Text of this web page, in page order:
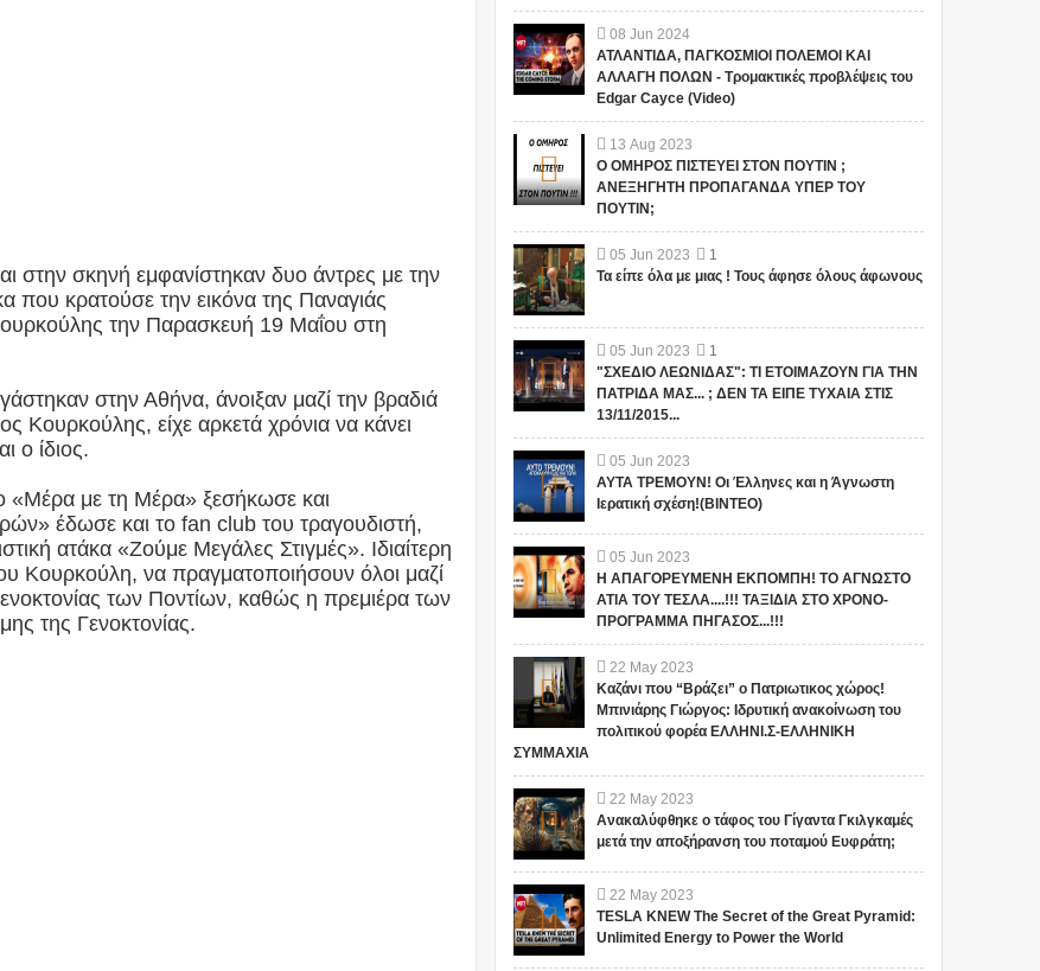
στην σκηνή εμφανίστηκαν δυο άντρες με την
που κρατούσε την εικόνα της Παναγιάς
την Παρασκευή 19 Μαΐου στη
στην Αθήνα, άνοιξαν μαζί την βραδιά
Κουρκούλης, είχε αρκετά χρόνια να κάνει
ο ίδιος.
«Μέρα με τη Μέρα» ξεσήκωσε και
έδωσε και το fan club του τραγουδιστή,
ατάκα «Ζούμε Μεγάλες Στιγμές». Ιδιαίτερη
Κουρκούλη, να πραγματοποιήσουν όλοι μαζί
των Ποντίων, καθώς η πρεμιέρα των
της Γενοκτονίας.
08 Jun 2024
ΑΤΛΑΝΤΙΔΑ, ΠΑΓΚΟΣΜΙΟΙ ΠΟΛΕΜΟΙ ΚΑΙ
ΑΛΛΑΓΗ ΠΟΛΩΝ - Τρομακτικές προβλέψεις του
Edgar Cayce (Video)
13 Aug 2023
Ο ΟΜΗΡΟΣ ΠΙΣΤΕΥΕΙ ΣΤΟΝ ΠΟΥΤΙΝ ;
ΑΝΕΞΗΓΗΤΗ ΠΡΟΠΑΓΑΝΔΑ ΥΠΕΡ ΤΟΥ
ΠΟΥΤΙΝ;
05 Jun 2023
1
Τα είπε όλα με μιας ! Τους άφησε όλους άφωνους
05 Jun 2023
1
"ΣΧΕΔΙΟ ΛΕΩΝΙΔΑΣ": ΤΙ ΕΤΟΙΜΑΖΟΥΝ ΓΙΑ ΤΗΝ
ΠΑΤΡΙΔΑ ΜΑΣ... ; ΔΕΝ ΤΑ ΕΙΠΕ ΤΥΧΑΙΑ ΣΤΙΣ
13/11/2015...
05 Jun 2023
ΑΥΤΑ ΤΡΕΜΟΥΝ! Οι Έλληνες και η Άγνωστη
Ιερατική σχέση!(ΒΙΝΤΕΟ)
05 Jun 2023
Η ΑΠΑΓΟΡΕΥΜΕΝΗ ΕΚΠΟΜΠΗ! ΤΟ ΑΓΝΩΣΤΟ
ΑΤΙΑ ΤΟΥ ΤΕΣΛΑ....!!! ΤΑΞΙΔΙΑ ΣΤΟ ΧΡΟΝΟ-
ΠΡΟΓΡΑΜΜΑ ΠΗΓΑΣΟΣ...!!!
22 May 2023
Καζάνι που “Βράζει” ο Πατριωτικος χώρος!
Μπινιάρης Γιώργος: Ιδρυτική ανακοίνωση του
πολιτικού φορέα ΕΛΛΗΝΙ.Σ-ΕΛΛΗΝΙΚΗ
ΣΥΜΜΑΧΙΑ
22 May 2023
Ανακαλύφθηκε ο τάφος του Γίγαντα Γκιλγκαμές
μετά την αποξήρανση του ποταμού Ευφράτη;
22 May 2023
TESLA KNEW The Secret of the Great Pyramid:
Unlimited Energy to Power the World